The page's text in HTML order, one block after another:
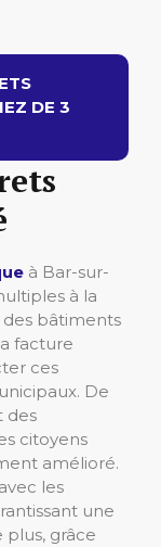
DE 3
à Bar-sur-
à la
bâtiments
facture
ces
De
des
citoyens
amélioré.
les
une
grâce